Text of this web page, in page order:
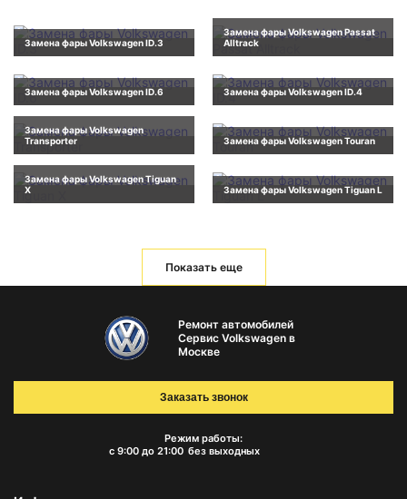
Замена фары Volkswagen ID.3
Замена фары Volkswagen Passat
Alltrack
Замена фары Volkswagen ID.6 Замена фары Volkswagen ID.4
Замена фары Volkswagen
Transporter
Замена фары Volkswagen Touran
Замена фары Volkswagen Tiguan
X
Замена фары Volkswagen Tiguan L
Показать еще
Ремонт автомобилей
Сервис Volkswagen в
Москве
Режим работы:
с 9:00 до 21:00 без выходных
Заказать звонок